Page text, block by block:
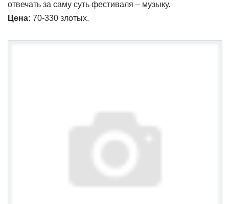
отвечать за саму суть фестиваля – музыку.
Цена: 70-330 злотых.